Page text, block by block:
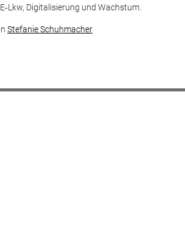
Digitalisierung und Wachstum.
Stefanie Schuhmacher